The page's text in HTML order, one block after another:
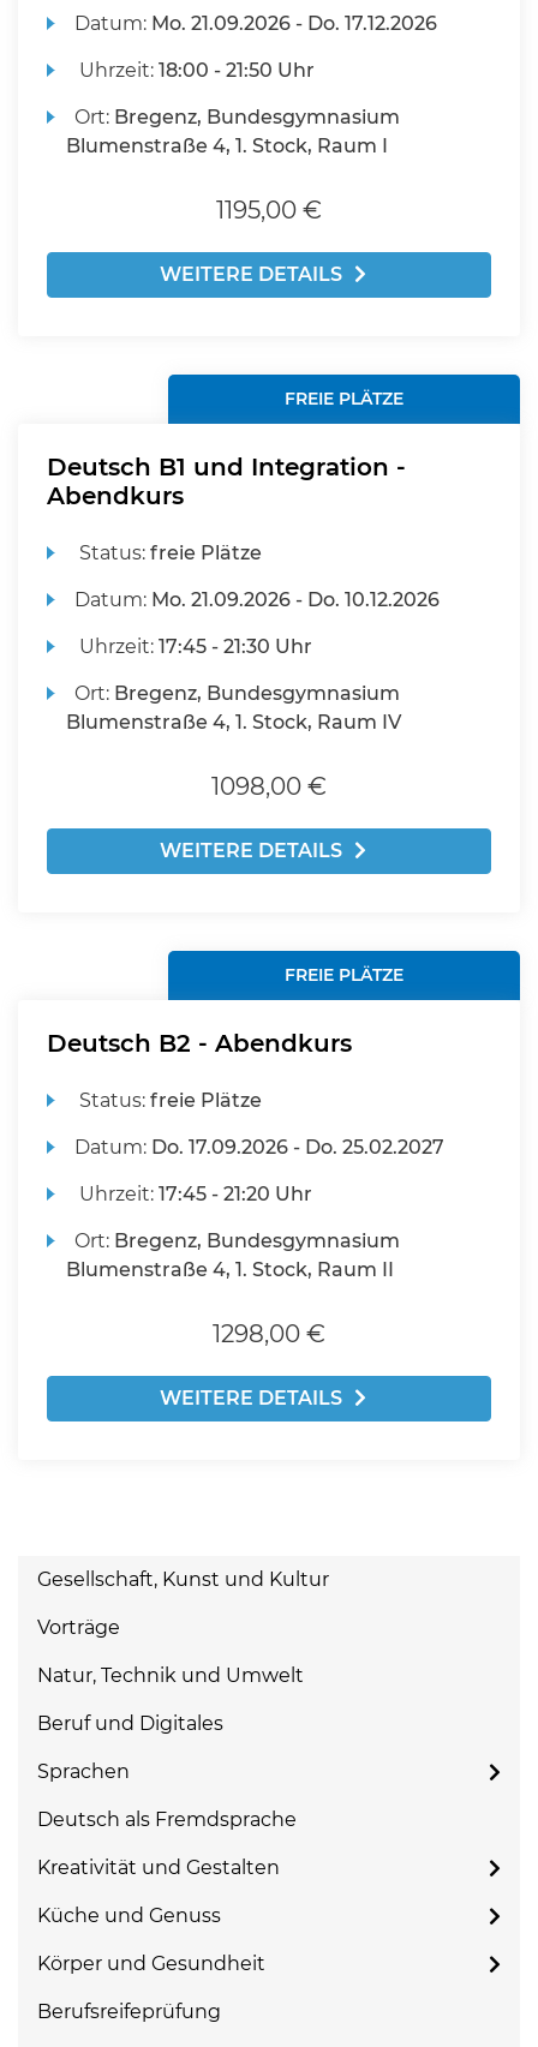
Datum: Mo. 21.09.2026 - Do. 17.12.2026
Uhrzeit:18:00 - 21:50 Uhr
Ort: Bregenz, Bundesgymnasium
Blumenstraße 4, 1. Stock, Raum I
1195,00 €
WEITERE DETAILS
FREIE PLÄTZE
Deutsch B1 und Integration -
Abendkurs
Status:freie Plätze
Datum: Mo. 21.09.2026 - Do. 10.12.2026
Uhrzeit:17:45 - 21:30 Uhr
Ort: Bregenz, Bundesgymnasium
Blumenstraße 4, 1. Stock, Raum IV
1098,00 €
WEITERE DETAILS
FREIE PLÄTZE
Deutsch B2 - Abendkurs
Status:freie Plätze
Datum: Do. 17.09.2026 - Do. 25.02.2027
Uhrzeit:17:45 - 21:20 Uhr
Ort: Bregenz, Bundesgymnasium
Blumenstraße 4, 1. Stock, Raum II
1298,00 €
WEITERE DETAILS
Gesellschaft, Kunst und Kultur
Vorträge
Natur, Technik und Umwelt
Beruf und Digitales
Sprachen
Deutsch als Fremdsprache
Kreativität und Gestalten
Küche und Genuss
Körper und Gesundheit
Berufsreifeprüfung